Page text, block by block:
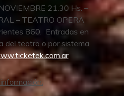
21.30 Hs. –
– TEATRO OPERA
860. Entradas en
del teatro o por sistema